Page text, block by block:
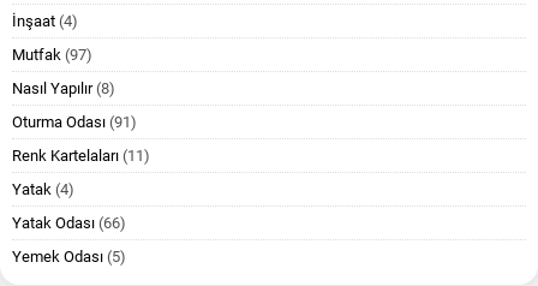
İnşaat (4)
Mutfak (97)
Nasıl Yapılır(8)
Oturma Odası (91)
Renk Kartelaları (11)
Yatak (4)
Yatak Odası (66)
Yemek Odası (5)